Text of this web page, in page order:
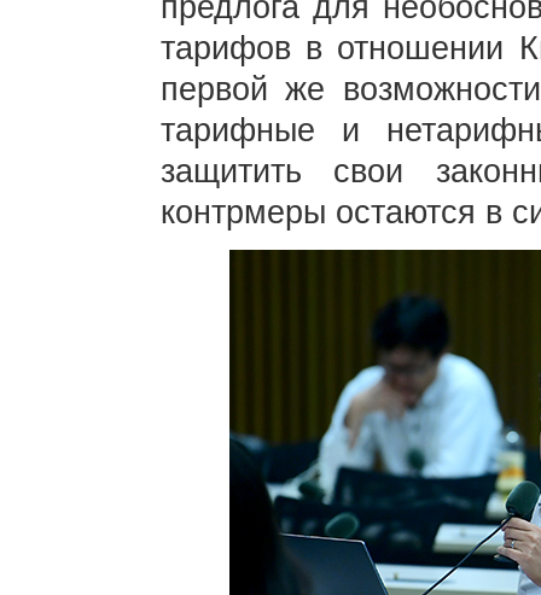
предлога для
тарифов в отношении
первой же
тарифные и
защитить свои
контрмеры остаются в